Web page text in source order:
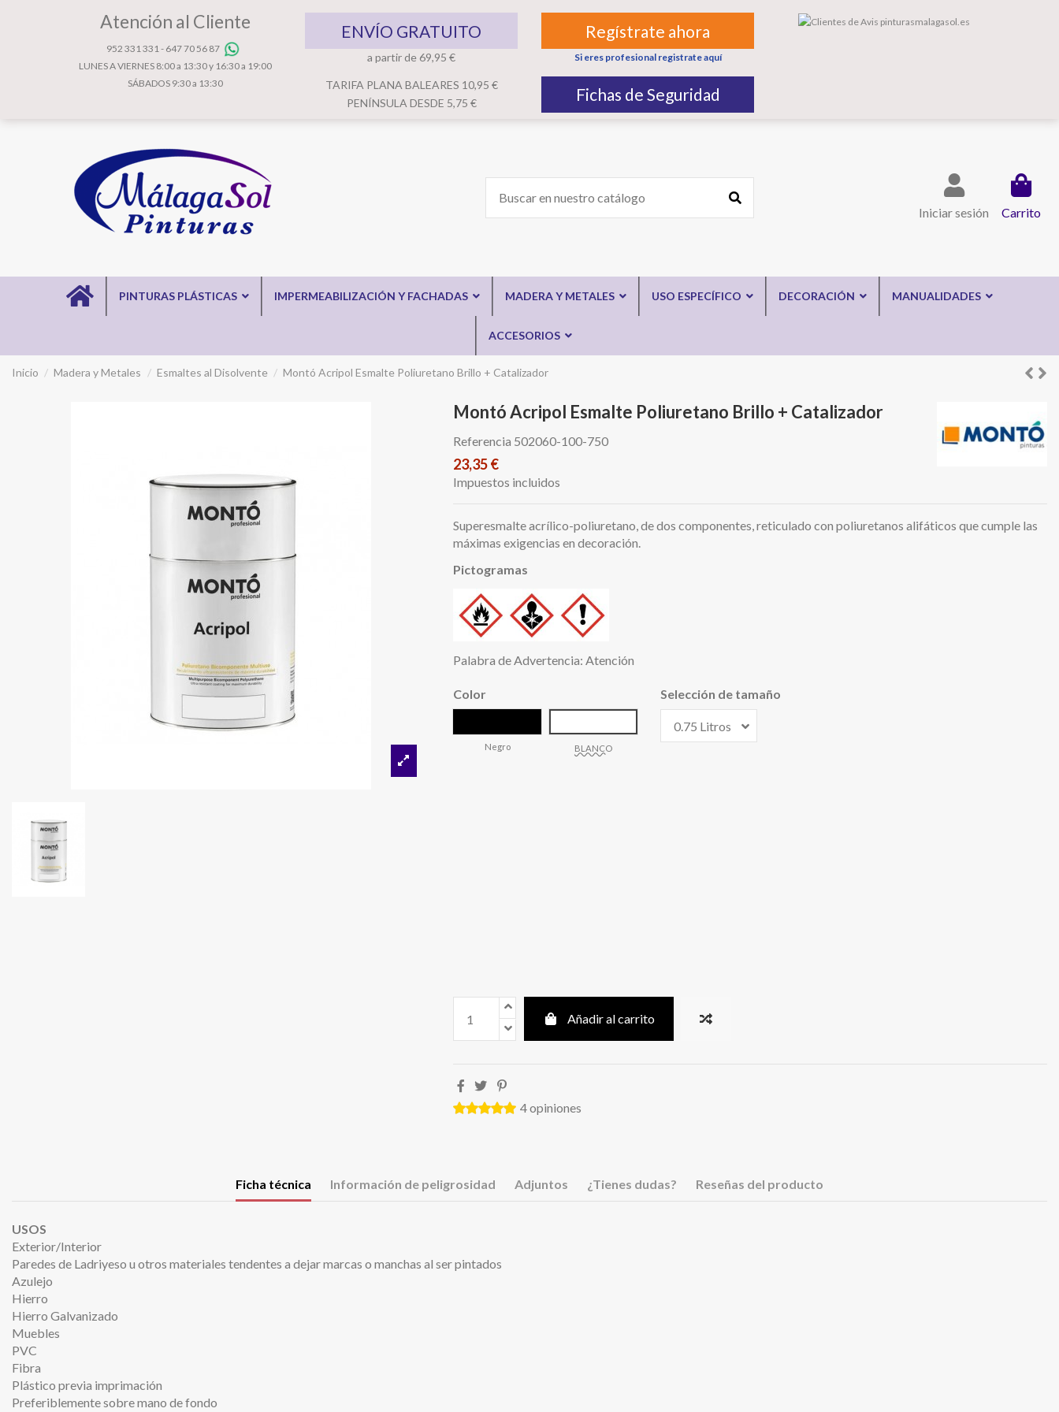
Atención al Cliente
952 331 331 - 647 70 56 87
LUNES A VIERNES 8:00 a 13:30 y 16:30 a 19:00
SÁBADOS 9:30 a 13:30
ENVÍO GRATUITO
a partir de 69,95 €
TARIFA PLANA BALEARES 10,95 €
PENÍNSULA DESDE 5,75 €
Regístrate ahora
Si eres profesional registrate aquí
Fichas de Seguridad
Iniciar sesión Carrito
PINTURAS PLÁSTICAS IMPERMEABILIZACIÓN Y FACHADAS MADERA Y METALES USO ESPECÍFICO DECORACIÓN MANUALIDADES
ACCESORIOS
Inicio Madera y Metales Esmaltes al Disolvente Montó Acripol Esmalte Poliuretano Brillo + Catalizador
Montó Acripol Esmalte Poliuretano Brillo + Catalizador
Referencia 502060-100-750
23,35 €
Impuestos incluidos
Superesmalte acrílico-poliuretano, de dos componentes, reticulado con poliuretanos alifáticos que cumple las
máximas exigencias en decoración.
Pictogramas
Palabra de Advertencia: Atención
Color
Negro BLANCO
Selección de tamaño
Añadir al carrito
4opiniones
Ficha técnica Información de peligrosidad Adjuntos ¿Tienes dudas? Reseñas del producto
USOS
Exterior/Interior
Paredes de Ladriyeso u otros materiales tendentes a dejar marcas o manchas al ser pintados
Azulejo
Hierro
Hierro Galvanizado
Muebles
PVC
Fibra
Plástico previa imprimación
Preferiblemente sobre mano de fondo